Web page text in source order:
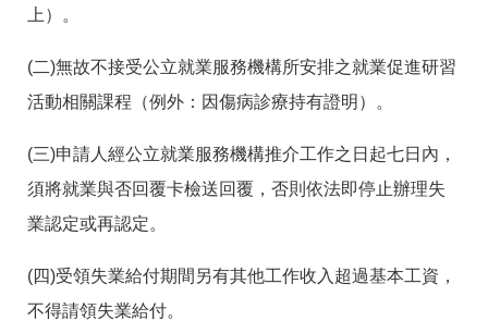
上）。
(二)無故不接受公立就業服務機構所安排之就業促進研習
活動相關課程（例外：因傷病診療持有證明）。
(三)申請人經公立就業服務機構推介工作之日起七日內，
須將就業與否回覆卡檢送回覆，否則依法即停止辦理失
業認定或再認定。
(四)受領失業給付期間另有其他工作收入超過基本工資，
不得請領失業給付。